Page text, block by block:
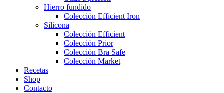
Hierro fundido
Colección Efficient Iron
Silicona
Colección Efficient
Colección Prior
Colección Bra Safe
Colección Market
Recetas
Shop
Contacto